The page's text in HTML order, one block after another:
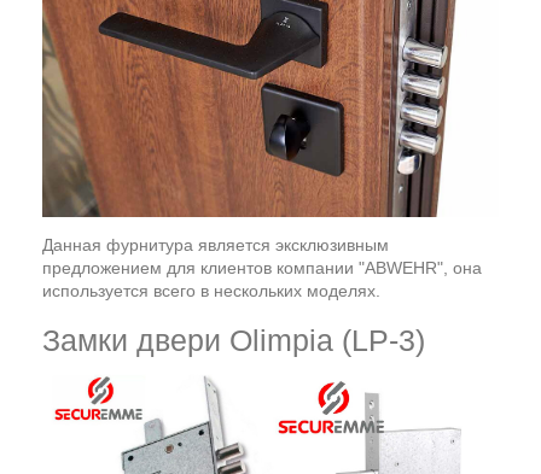
Данная фурнитура является эксклюзивным
предложением для клиентов компании "ABWEHR", она
используется всего в нескольких моделях.
Замки двери Olimpia (LP-3)